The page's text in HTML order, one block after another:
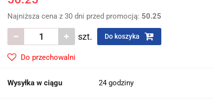
Najniższa cena z 30 dni przed promocją: 50.25
szt. Do koszyka
Do przechowalni
Wysyłka w ciągu 24 godziny